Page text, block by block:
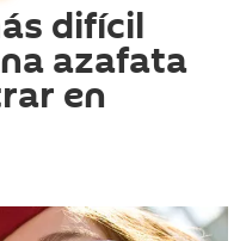
difícil
azafata
en